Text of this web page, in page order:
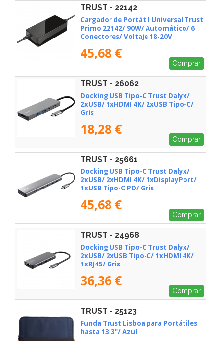
TRUST - 22142
Cargador de Portátil Universal Trust
Primo 22142/ 90W/ Automático/ 6
Conectores/ Voltaje 18-20V
45,68 €
Comprar
TRUST - 26062
Docking USB Tipo-C Trust Dalyx/
2xUSB/ 1xHDMI 4K/ 2xUSB Tipo-C/
Gris
18,28 €
Comprar
TRUST - 25661
Docking USB Tipo-C Trust Dalyx/
2xUSB/ 2xHDMI 4K/ 1xDisplayPort/
1xUSB Tipo-C PD/ Gris
45,68 €
Comprar
TRUST - 24968
Docking USB Tipo-C Trust Dalyx/
2xUSB/ 2xUSB Tipo-C/ 1xHDMI 4K/
1xRJ45/ Gris
36,36 €
Comprar
TRUST - 25123
Funda Trust Lisboa para Portátiles
hasta 13.3"/ Azul